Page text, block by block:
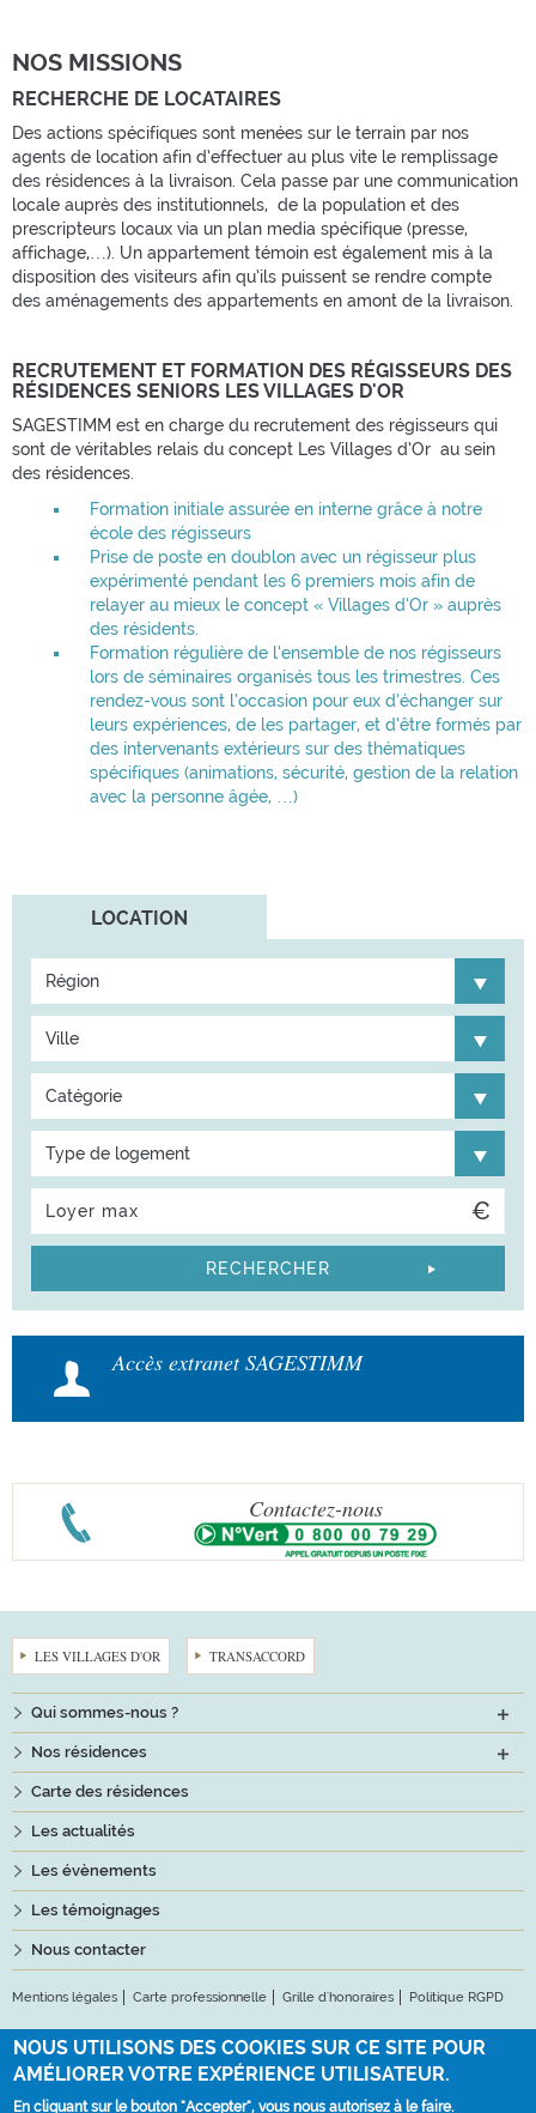
NOS MISSIONS
RECHERCHE DE LOCATAIRES
Des actions spécifiques sont menées sur le terrain par nos
agents de location afin d’effectuer au plus vite le remplissage
des résidences à la livraison. Cela passe par une communication
locale auprès des institutionnels, de la population et des
prescripteurs locaux via un plan media spécifique (presse,
affichage,…). Un appartement témoin est également mis à la
disposition des visiteurs afin qu’ils puissent se rendre compte
des aménagements des appartements en amont de la livraison.
RECRUTEMENT ET FORMATION DES RÉGISSEURS DES
RÉSIDENCES SENIORS LES VILLAGES D'OR
SAGESTIMM est en charge du recrutement des régisseurs qui
sont de véritables relais du concept Les Villages d’Or au sein
des résidences.
Formation initiale assurée en interne grâce à notre
école des régisseurs
Prise de poste en doublon avec un régisseur plus
expérimenté pendant les 6 premiers mois afin de
relayer au mieux le concept « Villages d’Or » auprès
des résidents.
Formation régulière de l’ensemble de nos régisseurs
lors de séminaires organisés tous les trimestres. Ces
rendez-vous sont l’occasion pour eux d’échanger sur
leurs expériences, de les partager, et d’être formés par
des intervenants extérieurs sur des thématiques
spécifiques (animations, sécurité, gestion de la relation
avec la personne âgée, …)
LOCATION
Région
Ville
Catégorie
Type de logement
Accès extranet SAGESTIMM
Contactez-nous
LES VILLAGES D'OR TRANSACCORD
Qui sommes-nous ?
Nos résidences
Carte des résidences
Les actualités
Les évènements
Les témoignages
Nous contacter
Mentions légales Carte professionnelle Grille d'honoraires Politique RGPD
Suivez-nous
NOUS UTILISONS DES COOKIES SUR CE SITE POUR
AMÉLIORER VOTRE EXPÉRIENCE UTILISATEUR.
En cliquant sur le bouton "Accepter", vous nous autorisez à le faire.